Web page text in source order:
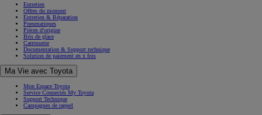
Entretien
Offres du moment
Entretien & Réparation
Pneumatiques
Pièces d'origine
Bris de glace
Carrosserie
Documentation & Support technique
Solution de paiement en x fois
Ma Vie avec Toyota
Mon Espace Toyota
Service Connectés My Toyota
Support Technique
Campagnes de rappel